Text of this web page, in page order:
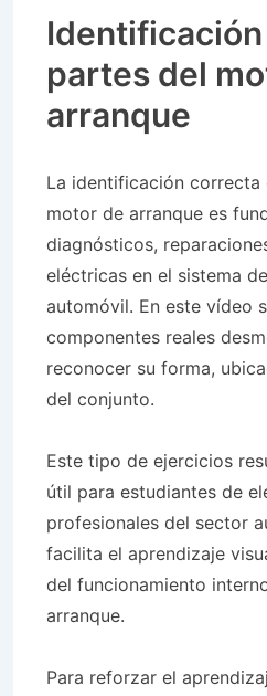
partes del
arranque
La identificación correcta
motor de arranque es
diagnósticos,
eléctricas en el sistema
automóvil. En este vídeo
componentes reales
reconocer su forma,
del conjunto.
Este tipo de ejercicios
útil para estudiantes de
profesionales del sector
facilita el aprendizaje
del funcionamiento
arranque.
Para reforzar el